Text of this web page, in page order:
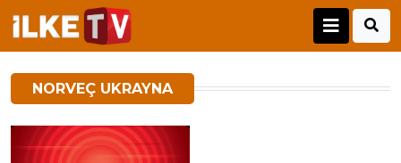
NORVEÇ UKRAYNA